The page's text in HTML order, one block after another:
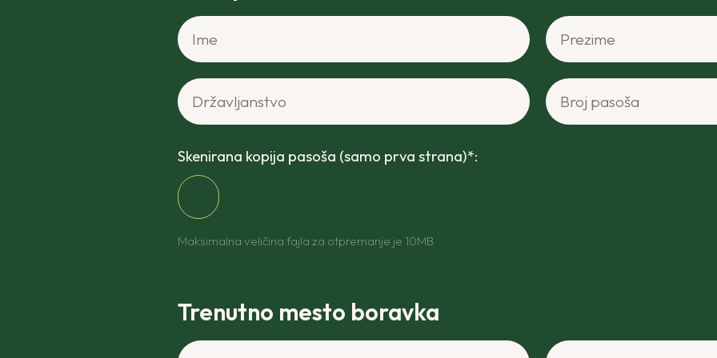
Ime* Prezime*
Državljanstvo* Broj pasoša*
Skenirana kopija pasoša (samo prva strana)*:
Maksimalna veličina fajla za otpremanje je 10MB
Trenutno mesto boravka
Vaša puna adresa* Grad ili mesto*